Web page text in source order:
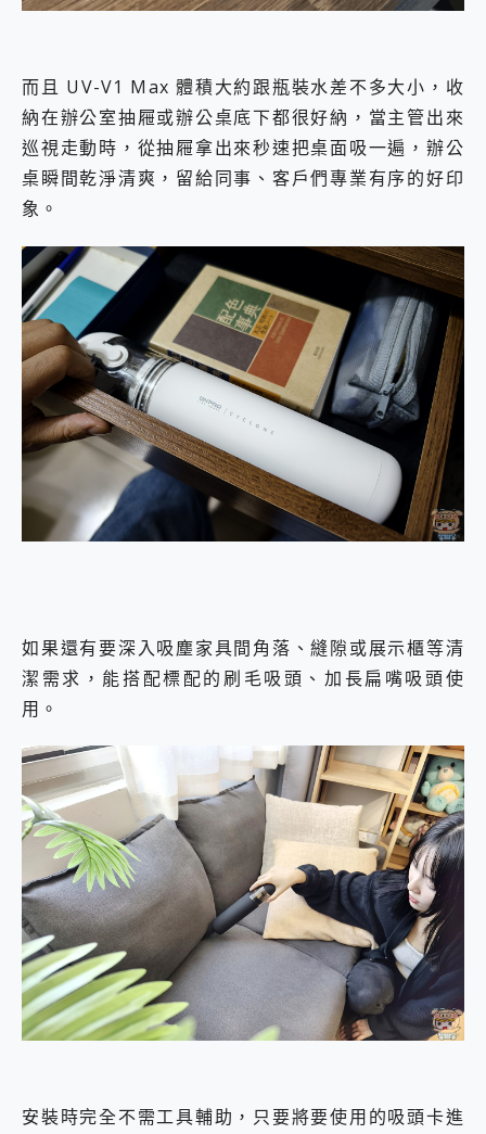
而且 UV-V1 Max 體積大約跟瓶裝水差不多大小，收
納在辦公室抽屜或辦公桌底下都很好納，當主管出來
巡視走動時，從抽屜拿出來秒速把桌面吸一遍，辦公
桌瞬間乾淨清爽，留給同事、客戶們專業有序的好印
象。
如果還有要深入吸塵家具間角落、縫隙或展示櫃等清
潔需求，能搭配標配的刷毛吸頭、加長扁嘴吸頭使
用。
安裝時完全不需工具輔助，只要將要使用的吸頭卡進